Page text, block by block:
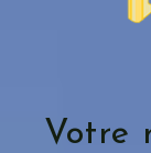
votre